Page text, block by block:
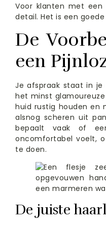
Voor klanten met
detail. Het is een
De
een
Je afspraak staat in je
het minst
huid rustig houden en
alsnog scheren uit
bepaalt vaak of
oncomfortabel voelt,
te doen.
De juiste